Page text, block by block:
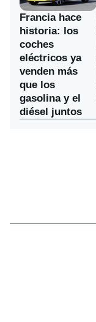
Francia hace
historia: los
coches
eléctricos ya
venden más
que los
gasolina y el
diésel juntos